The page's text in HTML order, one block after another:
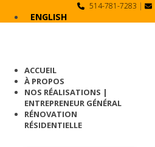
514-781-7283 |
ENGLISH
ACCUEIL
À PROPOS
NOS RÉALISATIONS |
ENTREPRENEUR GÉNÉRAL
RÉNOVATION
RÉSIDENTIELLE